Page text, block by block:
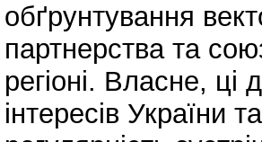
обґрунтування
партнерства та
регіоні. Власне, ці
інтересів України